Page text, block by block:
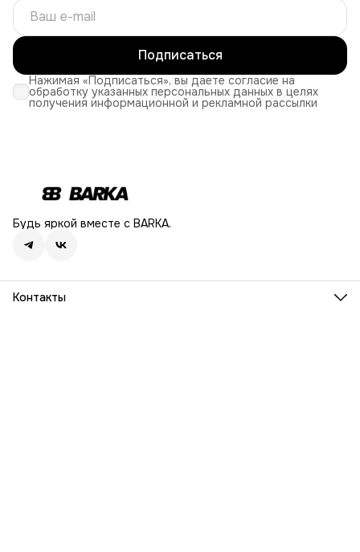
Подписаться
Нажимая «Подписаться», вы даете согласие на
обработку указанных персональных данных в целях
получения информационной и рекламной рассылки
Будь яркой вместе с BARKA.
Контакты